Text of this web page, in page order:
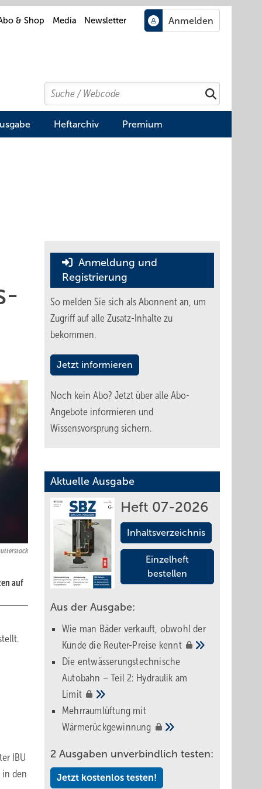
& Shop Media Newsletter
Search
Suchen
Heftarchiv Premium
auf
IBU
in den
Anmeldung und
Registrierung
So melden Sie sich als Abonnent an, um
Zugriff auf alle Zusatz-Inhalte zu
bekommen.
Jetzt informieren
Noch kein Abo? Jetzt über alle Abo-
Angebote informieren und
Wissensvorsprung sichern.
Aktuelle Ausgabe
Heft 07-2026
Inhaltsverzeichnis
Einzelheft
bestellen
Aus der Ausgabe:
Wie man Bäder verkauft, obwohl der
Kunde die Reuter-Preise kennt
Die entwässerungstechnische
Autobahn – Teil 2: Hydraulik am
Limit
Mehrraumlüftung mit
Wärmerückgewinnung
2 Ausgaben unverbindlich testen:
Jetzt kostenlos testen!